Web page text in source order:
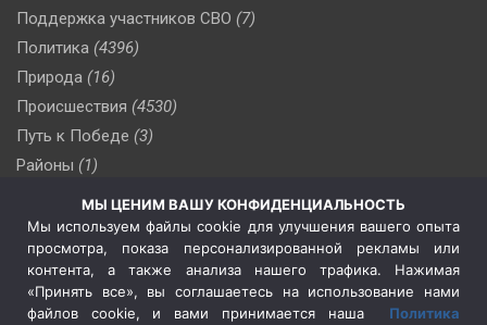
Поддержка участников СВО (7)
Политика (4396)
Природа (16)
Происшествия (4530)
Путь к Победе (3)
Районы (1)
Сельское хозяйство (3)
Социальная политика
(3)
Спецоперация в Украине
Спецоперация на Украине
(404)
МЫ ЦЕНИМ ВАШУ КОНФИДЕНЦИАЛЬНОСТЬ
Мы используем файлы cookie для улучшения вашего опыта
просмотра, показа персонализированной рекламы или
контента, а также анализа нашего трафика. Нажимая
«Принять все», вы соглашаетесь на использование нами
файлов cookie, и вами принимается наша Политика